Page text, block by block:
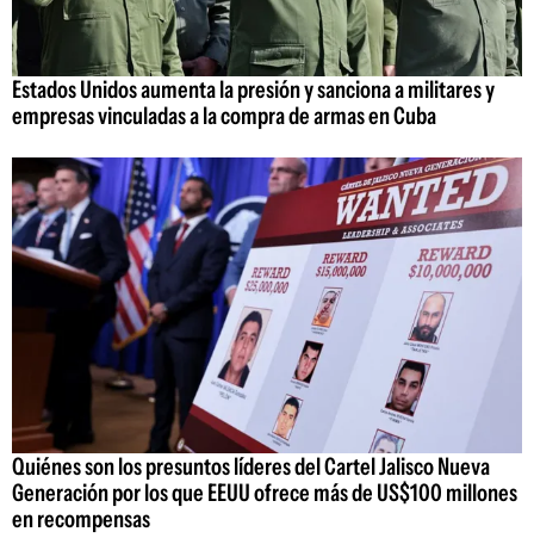
Estados Unidos aumenta la presión y sanciona a militares y
empresas vinculadas a la compra de armas en Cuba
Quiénes son los presuntos líderes del Cartel Jalisco Nueva
Generación por los que EEUU ofrece más de US$100 millones
en recompensas